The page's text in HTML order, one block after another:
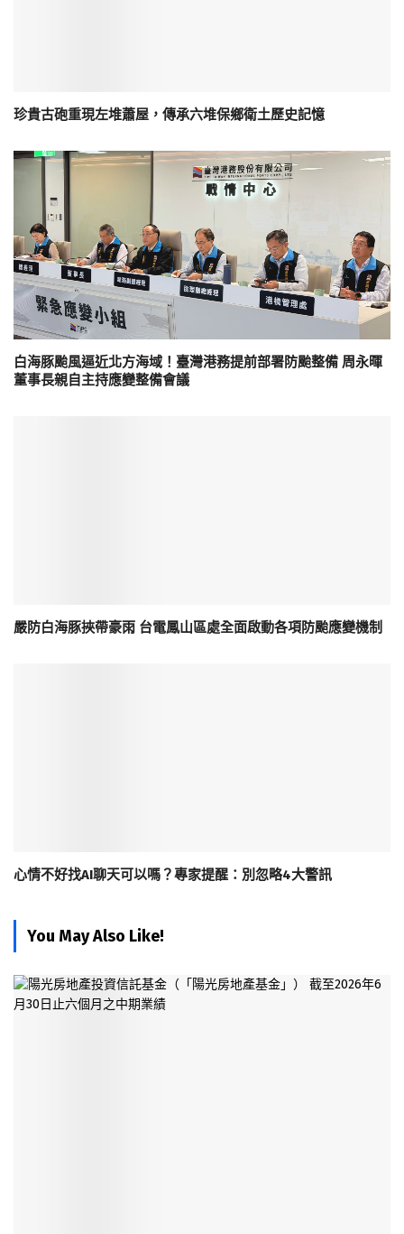
珍貴古砲重現左堆蕭屋，傳承六堆保鄉衛土歷史記憶
白海豚颱風逼近北方海域！臺灣港務提前部署防颱整備 周永暉
董事長親自主持應變整備會議
嚴防白海豚挾帶豪雨 台電鳳山區處全面啟動各項防颱應變機制
心情不好找AI聊天可以嗎？專家提醒：別忽略4大警訊
You May Also Like!